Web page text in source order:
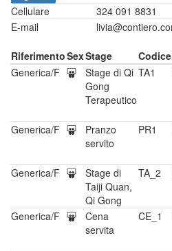
Cellulare
324 091 8831
E-mail
RiferimentoSexStage Codice
Generica/F
Stage di Qi
Gong
Terapeutico
TA1
Generica/F
Pranzo
servito
PR1
Generica/F
Stage di
Taiji Quan,
Qi Gong
TA_2
Generica/F
Cena
servita
CE_1